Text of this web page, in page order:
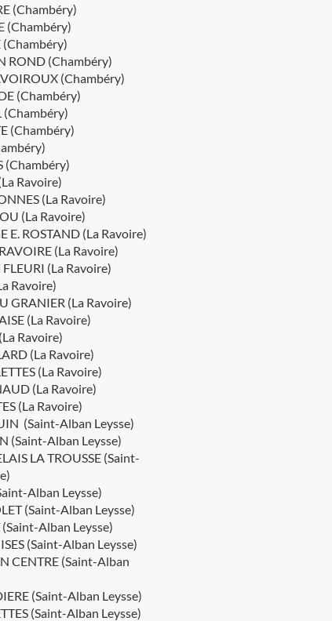
(Chambéry)
(Chambéry)
ROND (Chambéry)
(Chambéry)
(Chambéry)
(Chambéry)
(Chambéry)
(Chambéry)
Ravoire)
(La Ravoire)
(La Ravoire)
E. ROSTAND (La Ravoire)
(La Ravoire)
(La Ravoire)
Ravoire)
GRANIER (La Ravoire)
(La Ravoire)
Ravoire)
(La Ravoire)
(La Ravoire)
(La Ravoire)
(La Ravoire)
(Saint-Alban Leysse)
(Saint-Alban Leysse)
LA TROUSSE (Saint-
Alban Leysse)
(Saint-Alban Leysse)
(Saint-Alban Leysse)
(Saint-Alban Leysse)
CENTRE (Saint-Alban
(Saint-Alban Leysse)
(Saint-Alban Leysse)